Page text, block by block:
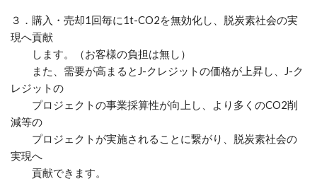
３．購入・売却1回毎に1t-CO2を無効化し、脱炭素社会の実
現へ貢献
します。（お客様の負担は無し）
また、需要が高まるとJ-クレジットの価格が上昇し、J-ク
レジットの
プロジェクトの事業採算性が向上し、より多くのCO2削
減等の
プロジェクトが実施されることに繋がり、脱炭素社会の
実現へ
貢献できます。